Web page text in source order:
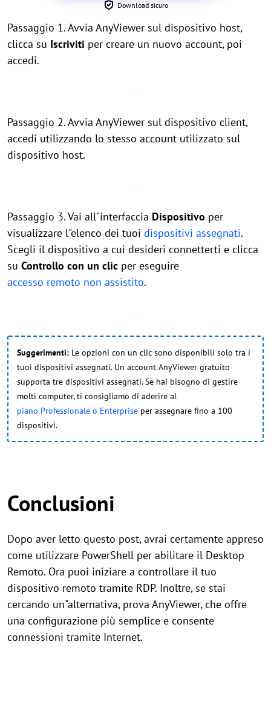
Download sicuro
Passaggio 1. Avvia AnyViewer sul dispositivo host,
clicca su Iscriviti per creare un nuovo account, poi
accedi.
Passaggio 2. Avvia AnyViewer sul dispositivo client,
accedi utilizzando lo stesso account utilizzato sul
dispositivo host.
Passaggio 3. Vai all"interfaccia Dispositivo per
visualizzare l"elenco dei tuoi dispositivi assegnati.
Scegli il dispositivo a cui desideri connetterti e clicca
su Controllo con un clic per eseguire
accesso remoto non assistito.
Suggerimenti: Le opzioni con un clic sono disponibili solo tra i
tuoi dispositivi assegnati. Un account AnyViewer gratuito
supporta tre dispositivi assegnati. Se hai bisogno di gestire
molti computer, ti consigliamo di aderire al
piano Professionale o Enterprise per assegnare fino a 100
dispositivi.
Conclusioni
Dopo aver letto questo post, avrai certamente appreso
come utilizzare PowerShell per abilitare il Desktop
Remoto. Ora puoi iniziare a controllare il tuo
dispositivo remoto tramite RDP. Inoltre, se stai
cercando un"alternativa, prova AnyViewer, che offre
una configurazione più semplice e consente
connessioni tramite Internet.